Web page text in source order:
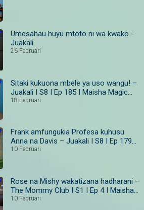
Umesahau huyu mtoto ni wa kwako -
Juakali
26 Februari
Sitaki kukuona mbele ya uso wangu! –
Juakali I S8 I Ep 185 I Maisha Magic
Bongo
18 Februari
Frank amfungukia Profesa kuhusu
Anna na Davis – Juakali I S8 I Ep 179–
181 I Maisha Magic Bongo
10 Februari
Rose na Mishy wakatizana hadharani –
The Mommy Club I S1 I Ep 4 I Maisha
Magic
10 Februari